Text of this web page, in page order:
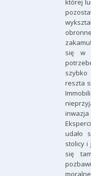
której
się w
szybko
reszta
udało
stolicy i
się